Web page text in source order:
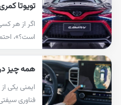
تویوتا
فناوری‌های پیشرفته
اگر از هر کسی بپرسید که
است؟»، احتمالاً ن...
همه چیز درباره فناوری
TSS
ایمنی یکی از اولویت‌های
فناوری سیفتی سنس تو...